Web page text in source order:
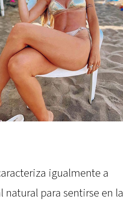
igualmente a
natural para sentirse en la